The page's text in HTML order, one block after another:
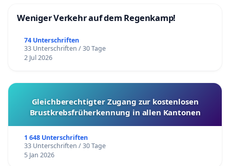
Weniger Verkehr auf dem Regenkamp!
74 Unterschriften
33 Unterschriften / 30 Tage
2 Jul 2026
Gleichberechtigter Zugang zur kostenlosen
Brustkrebsfrüherkennung in allen Kantonen
1 648 Unterschriften
33 Unterschriften / 30 Tage
5 Jan 2026